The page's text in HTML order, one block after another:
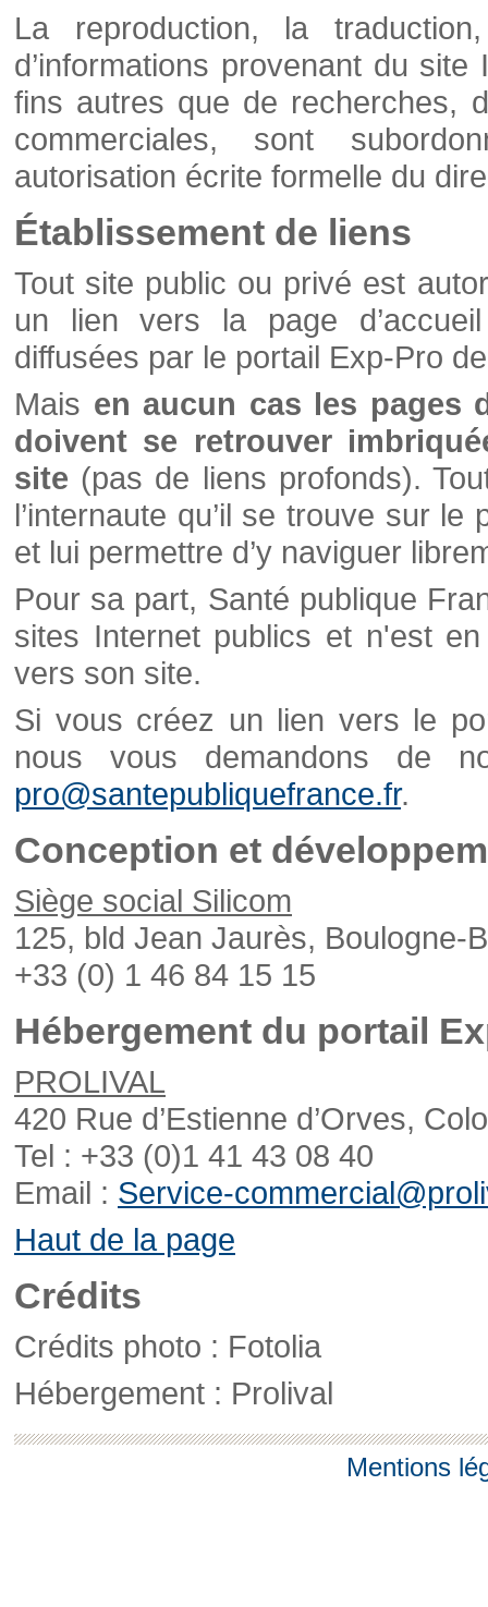
La reproduction, la
d’informations provenant du
fins autres que de recherches,
commerciales, sont
autorisation écrite formelle du
Établissement de liens
Tout site public ou privé est
un lien vers la page
diffusées par le portail Exp-Pro
Mais en aucun cas les pages
doivent se retrouver
site (pas de liens profonds).
l’internaute qu’il se trouve sur
et lui permettre d’y naviguer
Pour sa part, Santé publique
sites Internet publics et n'est
vers son site.
Si vous créez un lien vers le
nous vous demandons de
pro@santepubliquefrance.fr.
Conception et
Siège social Silicom
125, bld Jean Jaurès, Boulogne-
+33 (0) 1 46 84 15 15
Hébergement du portail
PROLIVAL
420 Rue d’Estienne d’Orves,
Tel : +33 (0)1 41 43 08 40
Email : Service-
Haut de la page
Crédits
Crédits photo : Fotolia
Hébergement : Prolival
Mentions